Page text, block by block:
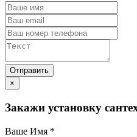
×
Закажи установку
Ваше Имя *